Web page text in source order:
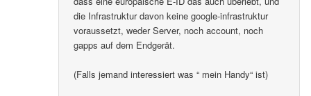
die Infrastruktur davon keine google-infrastruktur
voraussetzt, weder Server, noch account, noch
gapps auf dem Endgerät.
(Falls jemand interessiert was “ mein Handy“ ist)